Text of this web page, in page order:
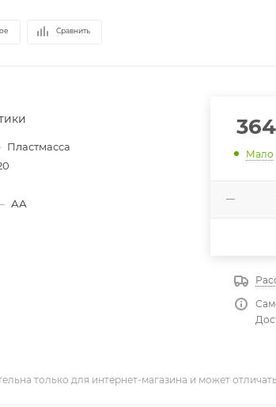
Сравнить
Пластмасса
АА
364
Мало
только для интернет-магазина и может